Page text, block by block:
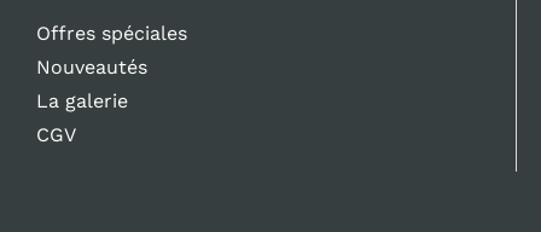
Offres spéciales
Nouveautés
La galerie
CGV